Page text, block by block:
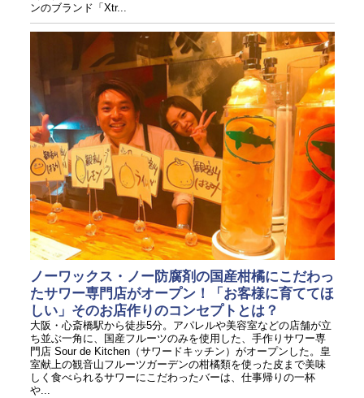
ンのブランド「Xtr...
ノーワックス・ノー防腐剤の国産柑橘にこだわっ
たサワー専門店がオープン！「お客様に育ててほ
しい」そのお店作りのコンセプトとは？
大阪・心斎橋駅から徒歩5分。アパレルや美容室などの店舗が立
ち並ぶ一角に、国産フルーツのみを使用した、手作りサワー専
門店 Sour de Kitchen（サワードキッチン）がオープンした。皇
室献上の観音山フルーツガーデンの柑橘類を使った皮まで美味
しく食べられるサワーにこだわったバーは、仕事帰りの一杯
や...